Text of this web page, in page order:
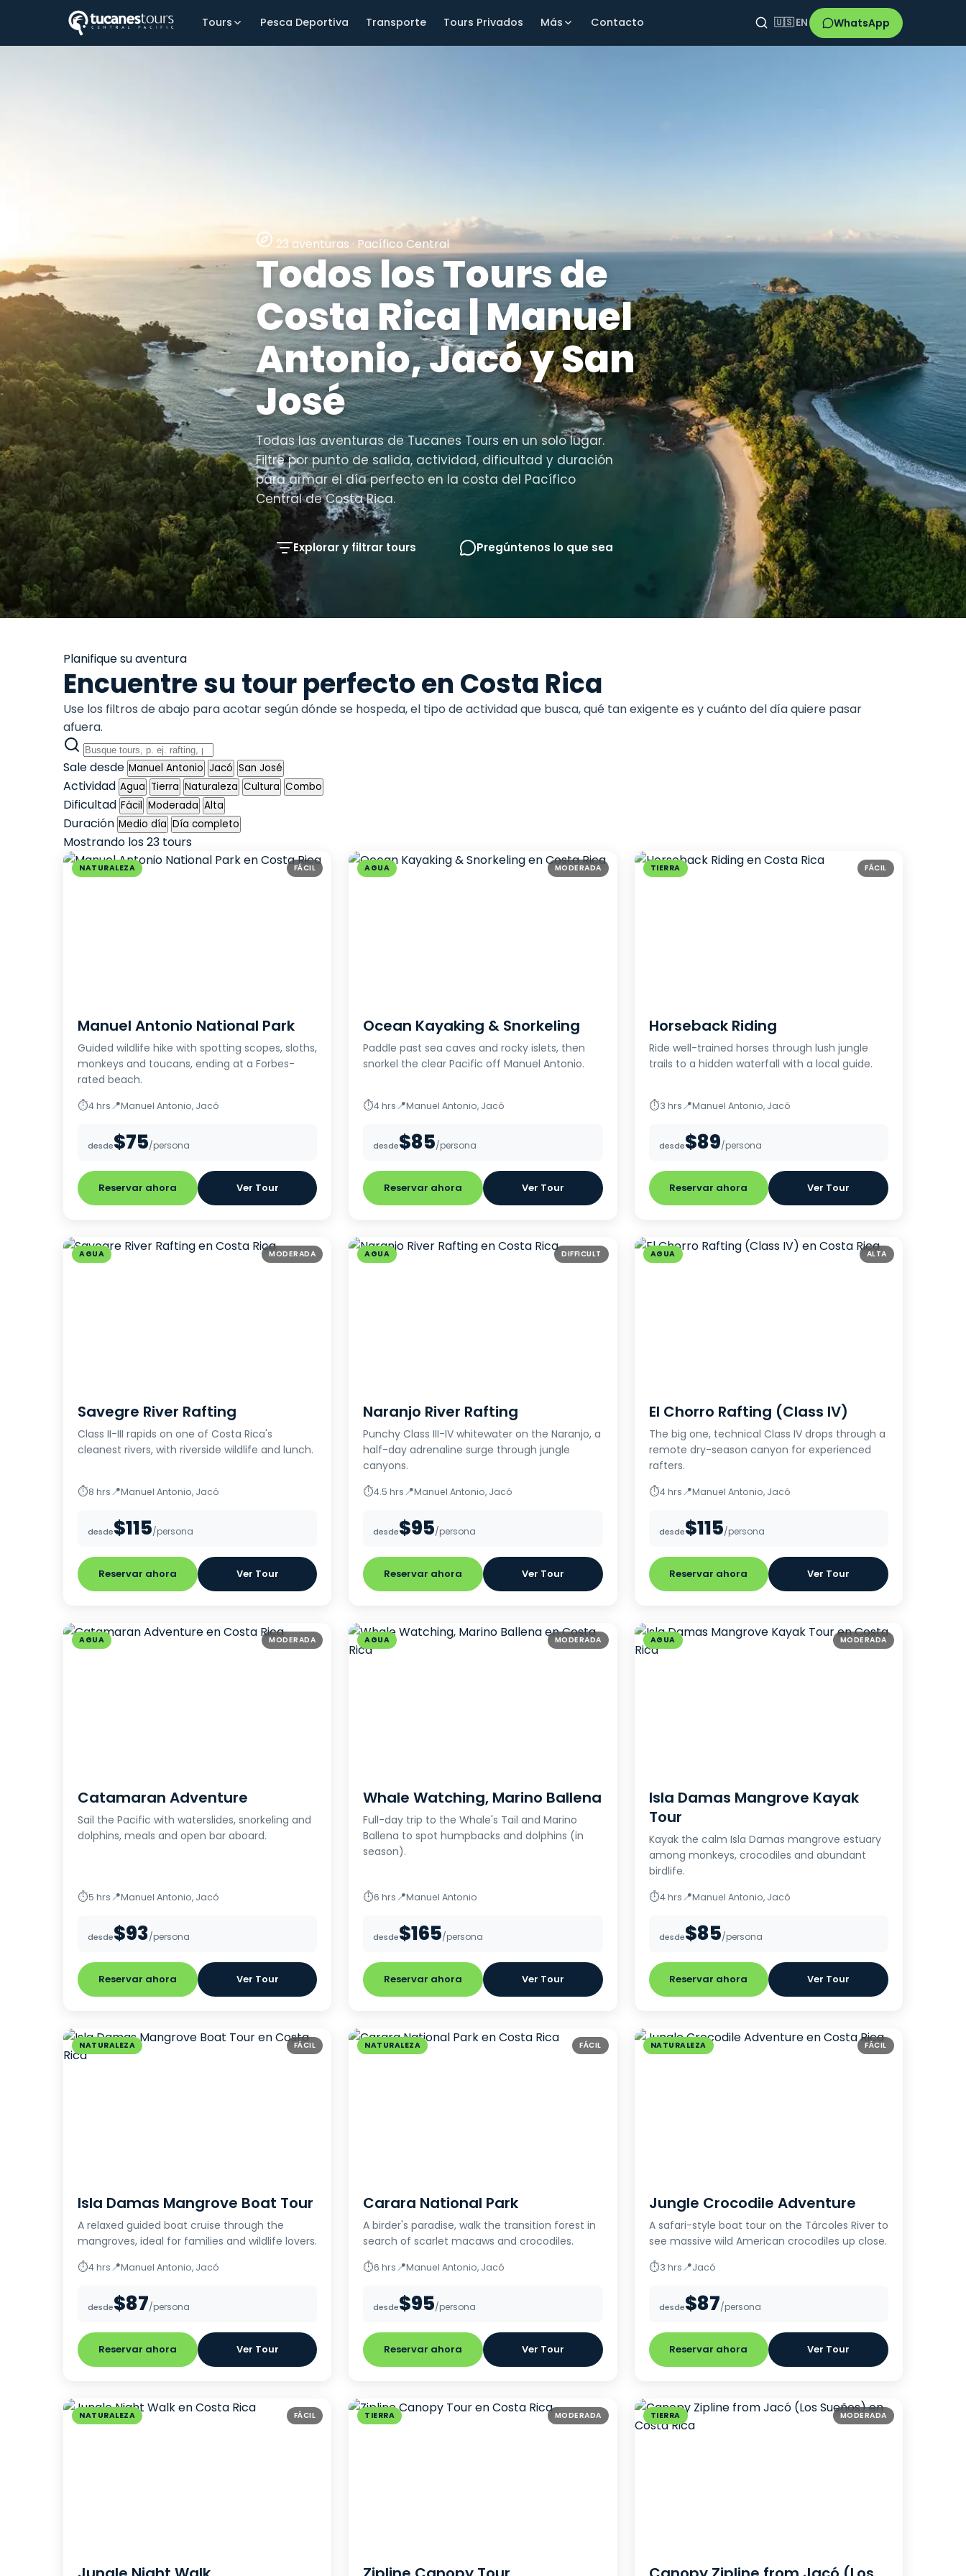
Tours Pesca Deportiva Transporte Tours Privados Más Contacto 🇺🇸EN WhatsApp
23 aventuras · Pacífico Central
Todos los Tours de
Costa Rica | Manuel
Antonio, Jacó y San
José
Todas las aventuras de Tucanes Tours en un solo lugar.
Filtre por punto de salida, actividad, dificultad y duración
para armar el día perfecto en la costa del Pacífico
Central de Costa Rica.
Explorar y filtrar tours Pregúntenos lo que sea
Planifique su aventura
Encuentre su tour perfecto en Costa Rica
Use los filtros de abajo para acotar según dónde se hospeda, el tipo de actividad que busca, qué tan exigente es y cuánto del día quiere pasar
afuera.
Sale desde Manuel Antonio Jacó San José
Actividad Agua Tierra Naturaleza Cultura Combo
Dificultad Fácil Moderada Alta
Duración Medio día Día completo
Mostrando los 23 tours
NATURALEZA FÁCIL
Manuel Antonio National Park
Guided wildlife hike with spotting scopes, sloths,
monkeys and toucans, ending at a Forbes-
rated beach.
⏱4 hrs📍Manuel Antonio, Jacó
desde$75/persona
Reservar ahora Ver Tour
AGUA MODERADA
Ocean Kayaking & Snorkeling
Paddle past sea caves and rocky islets, then
snorkel the clear Pacific off Manuel Antonio.
⏱4 hrs📍Manuel Antonio, Jacó
desde$85/persona
Reservar ahora Ver Tour
TIERRA FÁCIL
Horseback Riding
Ride well-trained horses through lush jungle
trails to a hidden waterfall with a local guide.
⏱3 hrs📍Manuel Antonio, Jacó
desde$89/persona
Reservar ahora Ver Tour
AGUA MODERADA
Savegre River Rafting
Class II-III rapids on one of Costa Rica's
cleanest rivers, with riverside wildlife and lunch.
⏱8 hrs📍Manuel Antonio, Jacó
desde$115/persona
Reservar ahora Ver Tour
AGUA DIFFICULT
Naranjo River Rafting
Punchy Class III-IV whitewater on the Naranjo, a
half-day adrenaline surge through jungle
canyons.
⏱4.5 hrs📍Manuel Antonio, Jacó
desde$95/persona
Reservar ahora Ver Tour
AGUA ALTA
El Chorro Rafting (Class IV)
The big one, technical Class IV drops through a
remote dry-season canyon for experienced
rafters.
⏱4 hrs📍Manuel Antonio, Jacó
desde$115/persona
Reservar ahora Ver Tour
AGUA MODERADA
Catamaran Adventure
Sail the Pacific with waterslides, snorkeling and
dolphins, meals and open bar aboard.
⏱5 hrs📍Manuel Antonio, Jacó
desde$93/persona
Reservar ahora Ver Tour
AGUA MODERADA
Whale Watching, Marino Ballena
Full-day trip to the Whale's Tail and Marino
Ballena to spot humpbacks and dolphins (in
season).
⏱6 hrs📍Manuel Antonio
desde$165/persona
Reservar ahora Ver Tour
AGUA MODERADA
Isla Damas Mangrove Kayak
Tour
Kayak the calm Isla Damas mangrove estuary
among monkeys, crocodiles and abundant
birdlife.
⏱4 hrs📍Manuel Antonio, Jacó
desde$85/persona
Reservar ahora Ver Tour
NATURALEZA FÁCIL
Isla Damas Mangrove Boat Tour
A relaxed guided boat cruise through the
mangroves, ideal for families and wildlife lovers.
⏱4 hrs📍Manuel Antonio, Jacó
desde$87/persona
Reservar ahora Ver Tour
NATURALEZA FÁCIL
Carara National Park
A birder's paradise, walk the transition forest in
search of scarlet macaws and crocodiles.
⏱6 hrs📍Manuel Antonio, Jacó
desde$95/persona
Reservar ahora Ver Tour
NATURALEZA FÁCIL
Jungle Crocodile Adventure
A safari-style boat tour on the Tárcoles River to
see massive wild American crocodiles up close.
⏱3 hrs📍Jacó
desde$87/persona
Reservar ahora Ver Tour
NATURALEZA FÁCIL TIERRA MODERADA TIERRA MODERADA